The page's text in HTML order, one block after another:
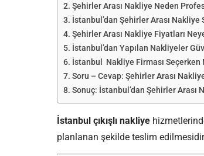
Şehirler Arası Nakliye Neden
İstanbul’dan Şehirler Arası Nakliye
Şehirler Arası Nakliye Fiyatları
İstanbul’dan Yapılan Nakliyeler
İstanbul Nakliye Firması
Soru – Cevap: Şehirler Arası
Sonuç: İstanbul’dan Şehirler
İstanbul çıkışlı nakliye
planlanan şekilde teslim